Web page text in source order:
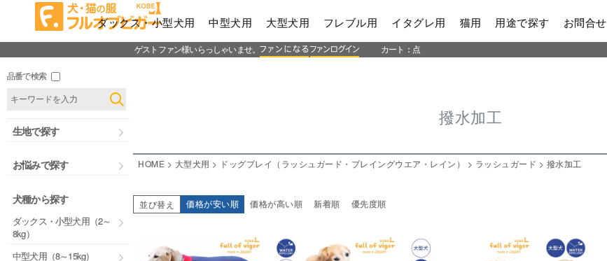
ダックス・小型犬用 中型犬用 大型犬用 フレブル用 イタグレ用 猫用 用途で探す お問合せ
ゲストファン様いらっしゃいませ。 カート： 点
品番で検索
生地で探す
お悩みで探す
犬種から探す
ダックス・小型犬用（2～
8kg）
中型犬用（8～15kg）
撥水加工
HOME 大型犬用 ドッグプレイ（ラッシュガード・プレイングウエア・レイン） ラッシュガード 撥水加工
並び替え 価格が安い順 価格が高い順 新着順 優先度順